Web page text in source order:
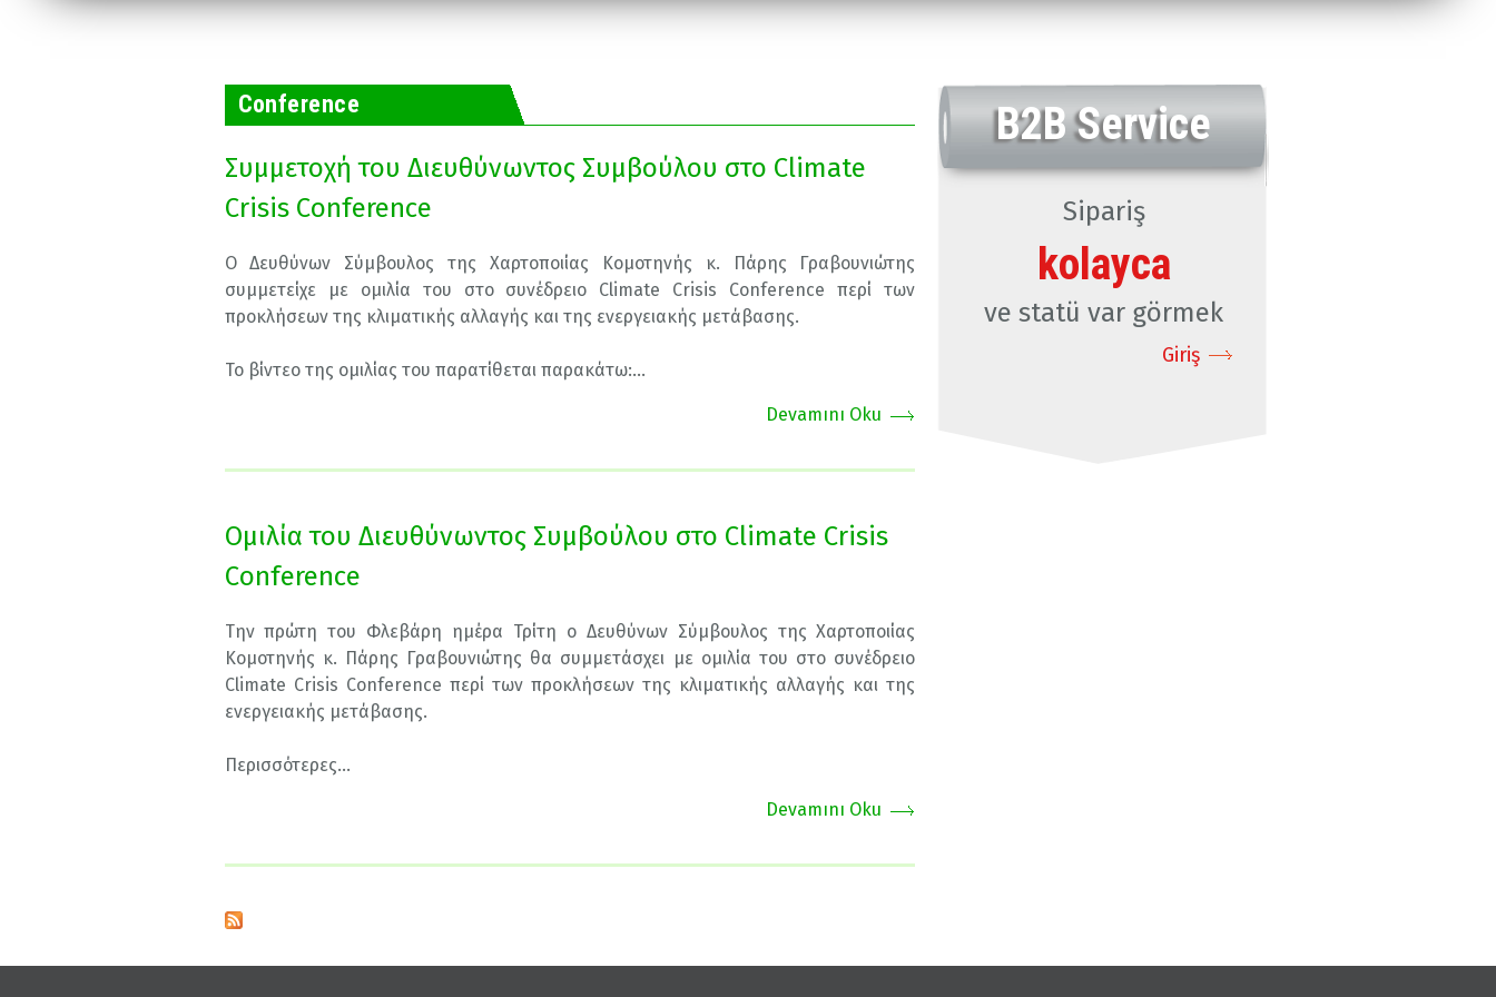
Conference
Συμμετοχή του Διευθύνωντος Συμβούλου στο Climate
Crisis Conference
Ο Δευθύνων Σύμβουλος της Χαρτοποιίας Κομοτηνής κ. Πάρης Γραβουνιώτης
συμμετείχε με ομιλία του στο συνέδρειο Climate Crisis Conference περί των
προκλήσεων της κλιματικής αλλαγής και της ενεργειακής μετάβασης.
Το βίντεο της ομιλίας του παρατίθεται παρακάτω:...
Devamını Oku
Ομιλία του Διευθύνωντος Συμβούλου στο Climate Crisis
Conference
Την πρώτη του Φλεβάρη ημέρα Τρίτη ο Δευθύνων Σύμβουλος της Χαρτοποιίας
Κομοτηνής κ. Πάρης Γραβουνιώτης θα συμμετάσχει με ομιλία του στο συνέδρειο
Climate Crisis Conference περί των προκλήσεων της κλιματικής αλλαγής και της
ενεργειακής μετάβασης.
Περισσότερες...
Devamını Oku
B2B Service
Sipariş
kolayca
ve statü var görmek
Giriş